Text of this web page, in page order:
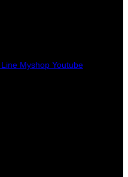
Line Myshop Youtube